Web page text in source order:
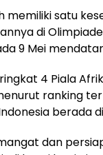
memiliki satu
di
9 Mei
4 Piala
ranking
berada
dan